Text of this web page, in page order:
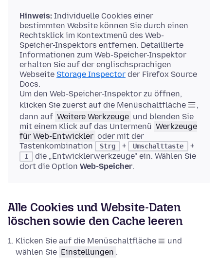
Hinweis: Individuelle Cookies einer
bestimmten Website können Sie durch einen
Rechtsklick im Kontextmenü des Web-
Speicher-Inspektors entfernen. Detaillierte
Informationen zum Web-Speicher-Inspektor
erhalten Sie auf der englischsprachigen
Webseite Storage Inspector der Firefox Source
Docs.
Um den Web-Speicher-Inspektor zu öffnen,
klicken Sie zuerst auf die Menüschaltfläche
,
dann auf Weitere Werkzeuge und blenden Sie
mit einem Klick auf das Untermenü Werkzeuge
für Web-Entwickler oder mit der
Tastenkombination
Strg + Umschalttaste +
I
die „Entwicklerwerkzeuge" ein. Wählen Sie
dort die Option Web-Speicher.
Alle Cookies und Website-Daten
löschen sowie den Cache leeren
Klicken Sie auf die Menüschaltfläche
und
wählen Sie Einstellungen .